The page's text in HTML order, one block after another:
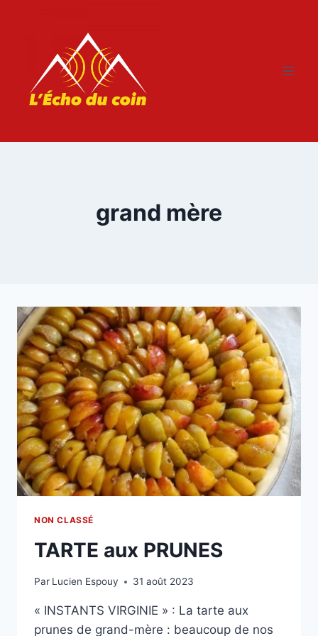
grand mère
NON CLASSÉ
TARTE aux PRUNES
Par Lucien Espouy 31 août 2023
« INSTANTS VIRGINIE » : La tarte aux
prunes de grand-mère : beaucoup de nos